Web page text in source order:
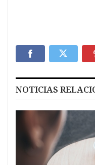
NOTICIAS